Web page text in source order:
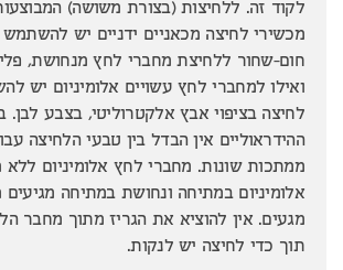
לקוד זה. ללחיצות (בצורת משושה)
מכשירי לחיצה מכאניים ידניים יש
חום-שחור ללחיצת מחברי לחץ מנחושת,
ואילו למחברי לחץ עשויים אלומיניום יש
לחיצה בציפוי אבץ אלקטרוליטי, בצבע לבן.
ההידראוליים אין הבדל בין טבעי הלחיצה
ממתכות שונות. מחברי לחץ אלומיניום ללא
אלומיניום במתיחה ונחושת במתיחה מגיעים
מגעים. אין להוציא את הגריז מתוך מחבר
תוך כדי לחיצה יש לנקות.